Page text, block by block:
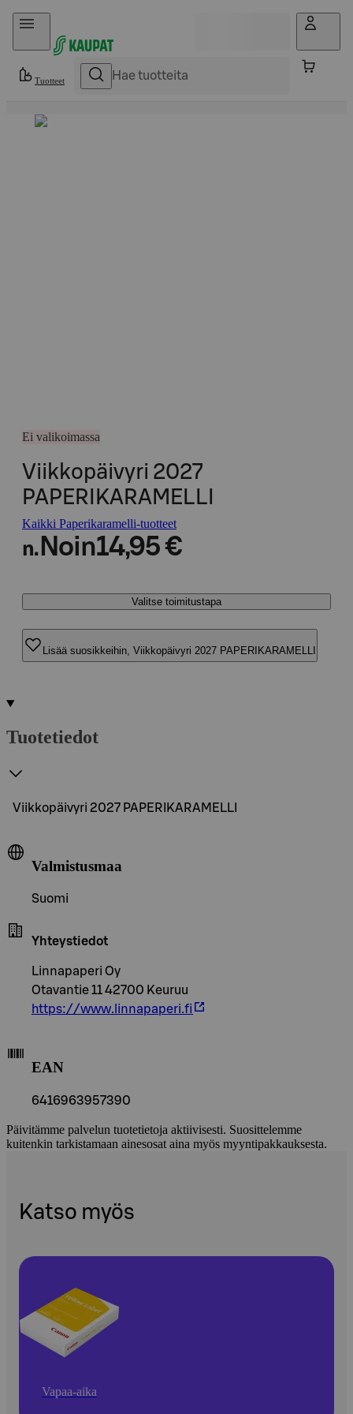
Hyppää sisältöön
Tuotteet
Ei valikoimassa
Viikkopäivyri 2027
PAPERIKARAMELLI
Kaikki Paperikaramelli-tuotteet
n. Noin14,95 €
Valitse toimitustapa
Lisää suosikkeihin, Viikkopäivyri 2027 PAPERIKARAMELLI
Tuotetiedot
Viikkopäivyri 2027 PAPERIKARAMELLI
Valmistusmaa
Suomi
Yhteystiedot
Linnapaperi Oy
Otavantie 11 42700 Keuruu
https://www.linnapaperi.fi
EAN
6416963957390
Päivitämme palvelun tuotetietoja aktiivisesti. Suosittelemme
kuitenkin tarkistamaan ainesosat aina myös myyntipakkauksesta.
Katso myös
Vapaa-aika